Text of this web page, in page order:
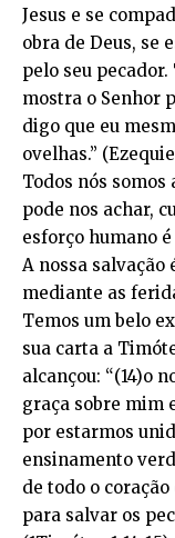
Jesus e se
obra de Deus, se
pelo seu
mostra o Senhor
digo que eu
ovelhas.”
Todos nós somos
pode nos achar,
esforço humano
A nossa salvação
mediante as
Temos um belo
sua carta a
alcançou: “(14)o
graça sobre mim
por estarmos
ensinamento
de todo o
para salvar os